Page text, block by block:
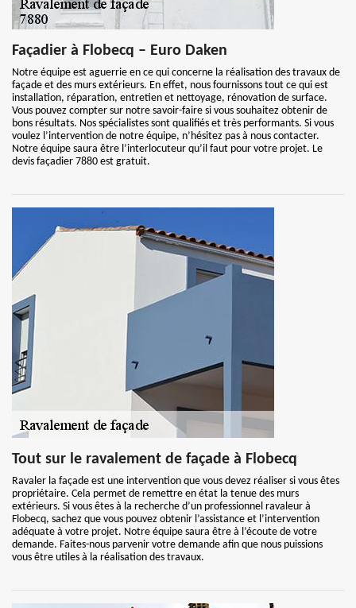
Façadier à Flobecq – Euro Daken
Notre équipe est aguerrie en ce qui concerne la réalisation des travaux de
façade et des murs extérieurs. En effet, nous fournissons tout ce qui est
installation, réparation, entretien et nettoyage, rénovation de surface.
Vous pouvez compter sur notre savoir-faire si vous souhaitez obtenir de
bons résultats. Nos spécialistes sont qualifiés et très performants. Si vous
voulez l’intervention de notre équipe, n’hésitez pas à nous contacter.
Notre équipe saura être l’interlocuteur qu’il faut pour votre projet. Le
devis façadier 7880 est gratuit.
Tout sur le ravalement de façade à Flobecq
Ravaler la façade est une intervention que vous devez réaliser si vous êtes
propriétaire. Cela permet de remettre en état la tenue des murs
extérieurs. Si vous êtes à la recherche d’un professionnel ravaleur à
Flobecq, sachez que vous pouvez obtenir l’assistance et l’intervention
adéquate à votre projet. Notre équipe saura être à l’écoute de votre
demande. Faites-nous parvenir votre demande afin que nous puissions
vous être utiles à la réalisation des travaux.